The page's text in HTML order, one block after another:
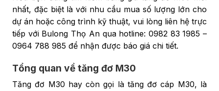
nhất, đặc biệt là với nhu cầu mua số lượng lớn cho
dự án hoặc công trình kỹ thuật, vui lòng liên hệ trực
tiếp với Bulong Thọ An qua hotline: 0982 83 1985 –
0964 788 985 để nhận được báo giá chi tiết.
Tổng quan về tăng đơ M30
Tăng đơ M30 hay còn gọi là tăng đơ cáp M30, là